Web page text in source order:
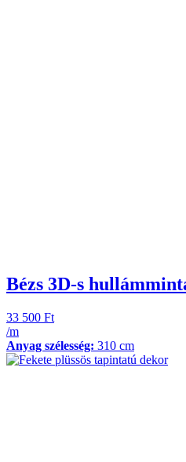
Bézs 3D-s
33 500 Ft
/m
Anyag szélesség: 310 cm